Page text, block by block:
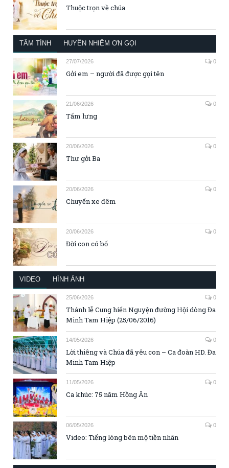
Thuộc trọn về chúa
TÂM TÌNH HUYỀN NHIỆM ƠN GỌI
27/07/2026 0
Gởi em – người đã được gọi tên
21/06/2026 0
Tấm lưng
20/06/2026 0
Thư gởi Ba
20/06/2026 0
Chuyến xe đêm
20/06/2026 0
Đời con có bố
VIDEO HÌNH ẢNH
25/06/2026 0
Thánh lễ Cung hiến Nguyện đường Hội dòng Đa
Minh Tam Hiệp (25/06/2016)
14/05/2026 0
Lời thiêng và Chúa đã yêu con – Ca đoàn HD. Đa
Minh Tam Hiệp
11/05/2026 0
Ca khúc: 75 năm Hồng Ân
06/05/2026 0
Video: Tiếng lòng bên mộ tiền nhân